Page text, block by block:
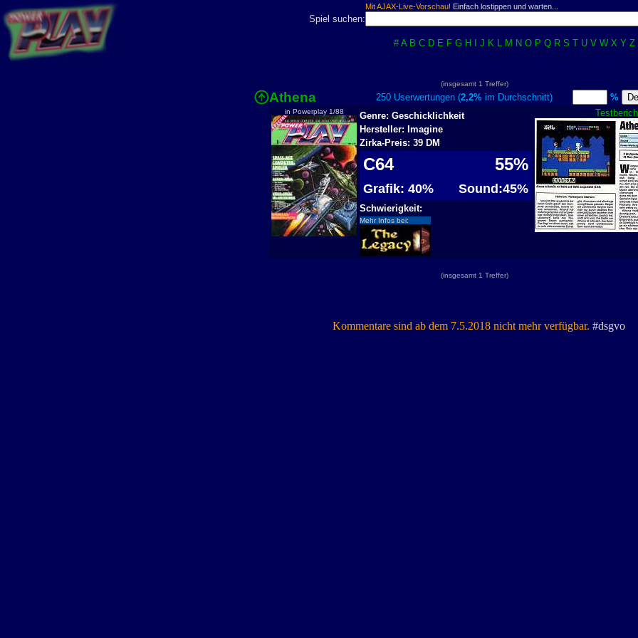
Mit AJAX-Live-Vorschau! Einfach lostippen und warten...
Spiel suchen:
# A B C D E F G H J K L M N O P Q R S T U V W X Y Z
(insgesamt 1 Treffer)
Athena 250 Userwertungen (2,2% im Durchschnitt) %
in Powerplay 1/88
Genre: Geschicklichkeit
Hersteller: Imagine
Zirka-Preis: 39 DM
C64 55%
Grafik: 40% Sound:45%
Schwierigkeit:
Mehr Infos bei:
(insgesamt 1 Treffer)
Kommentare sind ab dem 7.5.2018 nicht mehr verfügbar. #dsgvo